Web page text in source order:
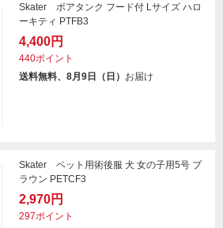
Skater ボアタンク フード付 Lサイズ ハロ
ーキティ PTFB3
4,400円
440ポイント
送料無料、8月9日（日） お届け
Skater ペット用術後服 犬 女の子用5号 ブ
ラウン PETCF3
2,970円
297ポイント